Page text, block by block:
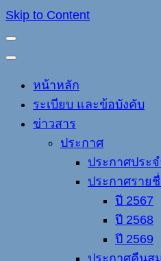
Skip to Content
หน้าหลัก
ระเบียบ และข้อบังคับ
ข่าวสาร
ประกาศ
ประกาศประ
ประกาศราย
ปี 2567
ปี 2568
ปี 2569
ประกาศคืนส